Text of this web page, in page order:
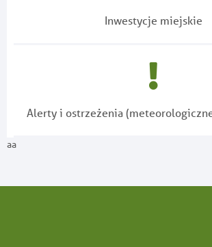
Inwestycje miejskie
Alerty i ostrzeżenia
aa